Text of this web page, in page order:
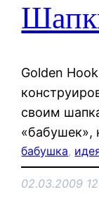
Golden
своим
«бабушек»,
бабушка,
02.03.2009